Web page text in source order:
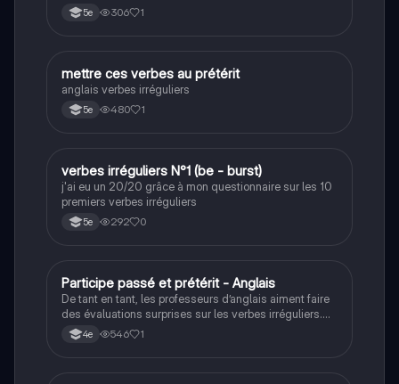
5e 306 1
MAnglais
mettre ces verbes au prétérit
anglais verbes irréguliers
5e 480 1
VAnglais
verbes irréguliers N°1 (be - burst)
j'ai eu un 20/20 grâce à mon questionnaire sur les 10
premiers verbes irréguliers
5e 292 0
PAnglais
Participe passé et prétérit - Anglais
De tant en tant, les professeurs d’anglais aiment faire
des évaluations surprises sur les verbes irréguliers.
Ce quiz va vous aidez à réviser quelques verbes
irréguliers.
4e 546 1